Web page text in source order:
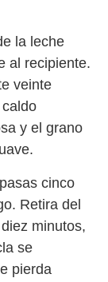
la leche
al recipiente.
veinte
y el grano
cinco
Retira del
minutos,
se
pierda